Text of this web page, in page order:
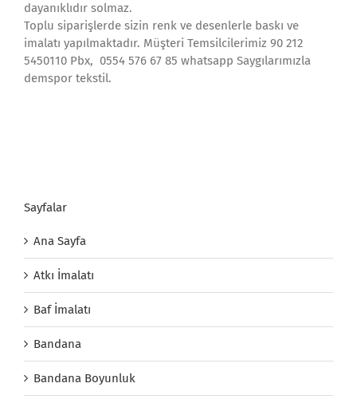
dayanıklıdır solmaz.
Toplu siparişlerde sizin renk ve desenlerle baskı ve
imalatı yapılmaktadır. Müşteri Temsilcilerimiz 90 212
5450110 Pbx, 0554 576 67 85 whatsapp Saygılarımızla
demspor tekstil.
Sayfalar
Ana Sayfa
Atkı İmalatı
Baf İmalatı
Bandana
Bandana Boyunluk